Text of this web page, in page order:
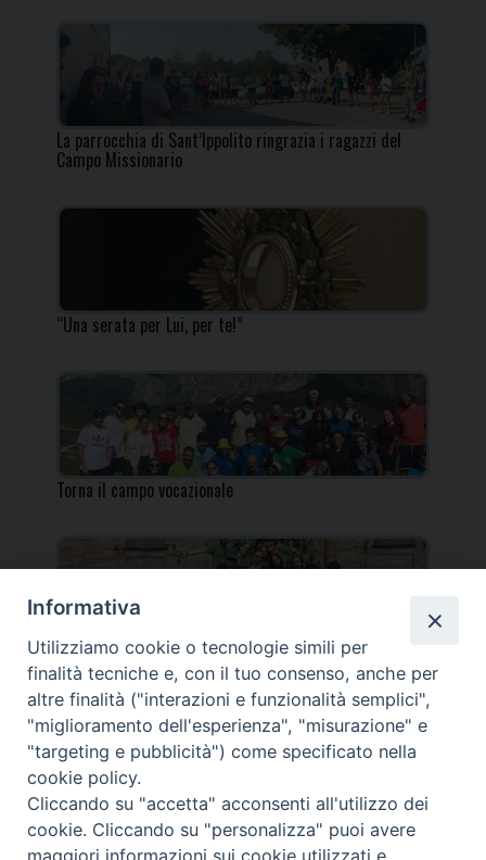
La parrocchia di Sant’Ippolito ringrazia i ragazzi del
Campo Missionario
“Una serata per Lui, per te!”
Torna il campo vocazionale
Torna il Campo Missionario Diocesano
_____________________________________________________
_____________________________
DIOCESI DI FANO FOSSOMBRONE CAGLI PERGOLA | Via Roma,
Informativa
Utilizziamo cookie o tecnologie simili per
finalità tecniche e, con il tuo consenso, anche per
altre finalità ("interazioni e funzionalità semplici",
"miglioramento dell'esperienza", "misurazione" e
"targeting e pubblicità") come specificato nella
cookie policy.
Cliccando su "accetta" acconsenti all'utilizzo dei
cookie. Cliccando su "personalizza" puoi avere